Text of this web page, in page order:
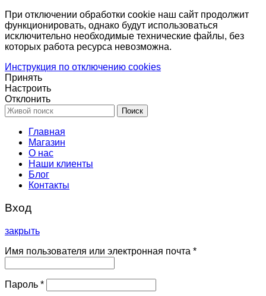
При отключении обработки cookie наш сайт продолжит
функционировать, однако будут использоваться
исключительно необходимые технические файлы, без
которых работа ресурса невозможна.
Инструкция по отключению cookies
Принять
Настроить
Отклонить
Поиск
Главная
Магазин
О нас
Наши клиенты
Блог
Контакты
Вход
закрыть
Имя пользователя или электронная почта *
Пароль *